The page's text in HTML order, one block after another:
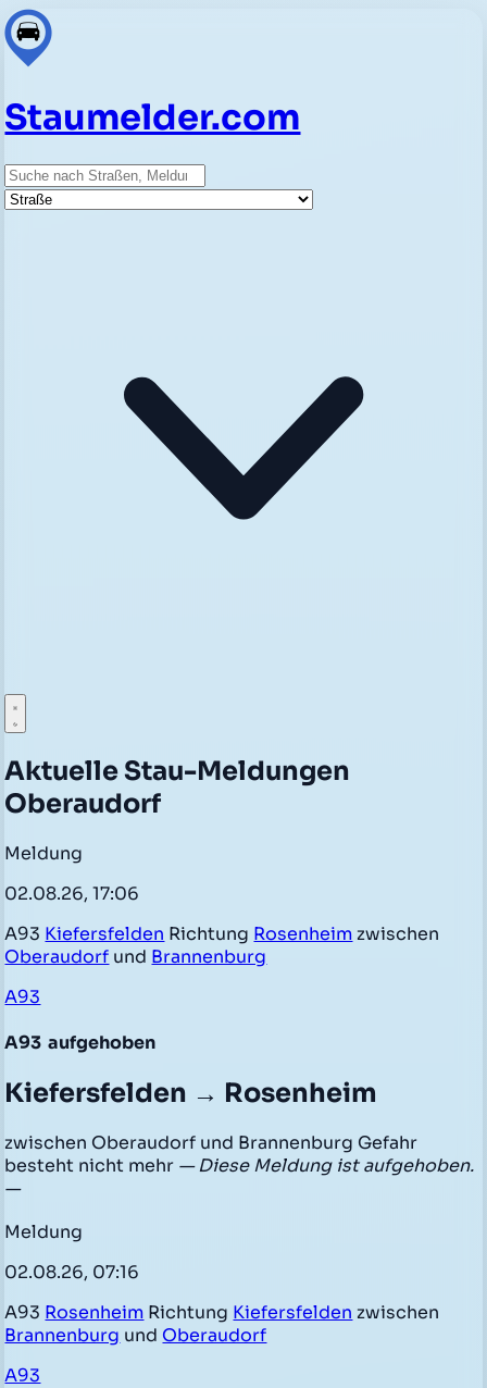
Staumelder.com
Suche
Straße
Aktuelle Stau-Meldungen
Oberaudorf
Meldung
02.08.26, 17:06
A93 Kiefersfelden Richtung Rosenheim zwischen
Oberaudorf und Brannenburg
A93
A93 aufgehoben
Kiefersfelden → Rosenheim
zwischen Oberaudorf und Brannenburg Gefahr
besteht nicht mehr — Diese Meldung ist aufgehoben.
—
Meldung
02.08.26, 07:16
A93 Rosenheim Richtung Kiefersfelden zwischen
Brannenburg und Oberaudorf
A93